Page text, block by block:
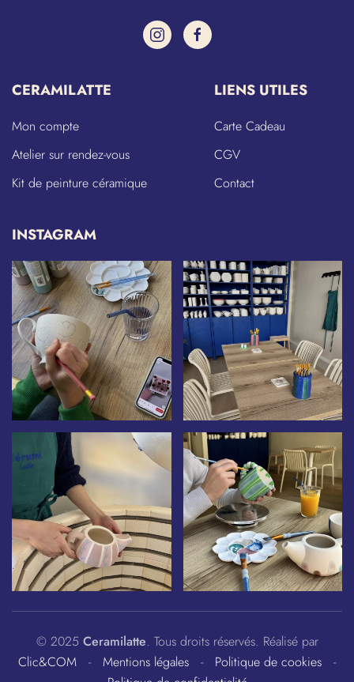
CERAMILATTE
Mon compte
Atelier sur rendez-vous
Kit de peinture céramique
LIENS UTILES
Carte Cadeau
CGV
Contact
INSTAGRAM
© 2025 Ceramilatte. Tous droits réservés. Réalisé par
Clic&COM
- Mentions légales - Politique de cookies
-